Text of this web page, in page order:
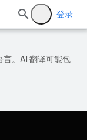
登录
言。AI 翻译可能包